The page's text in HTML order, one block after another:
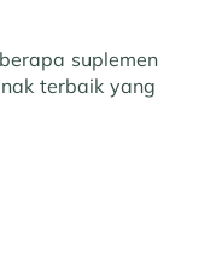
suplemen
terbaik yang